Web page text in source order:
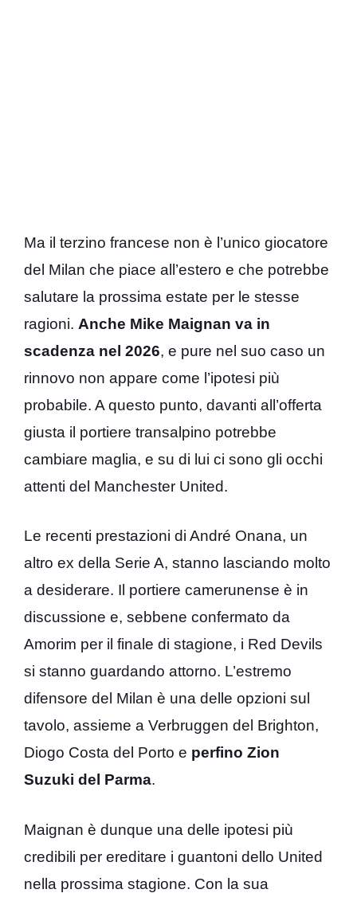
Ma il terzino francese non è l’unico giocatore
del Milan che piace all’estero e che potrebbe
salutare la prossima estate per le stesse
ragioni. Anche Mike Maignan va in
scadenza nel 2026, e pure nel suo caso un
rinnovo non appare come l’ipotesi più
probabile. A questo punto, davanti all’offerta
giusta il portiere transalpino potrebbe
cambiare maglia, e su di lui ci sono gli occhi
attenti del Manchester United.
Le recenti prestazioni di André Onana, un
altro ex della Serie A, stanno lasciando molto
a desiderare. Il portiere camerunense è in
discussione e, sebbene confermato da
Amorim per il finale di stagione, i Red Devils
si stanno guardando attorno. L’estremo
difensore del Milan è una delle opzioni sul
tavolo, assieme a Verbruggen del Brighton,
Diogo Costa del Porto e perfino Zion
Suzuki del Parma.
Maignan è dunque una delle ipotesi più
credibili per ereditare i guantoni dello United
nella prossima stagione. Con la sua